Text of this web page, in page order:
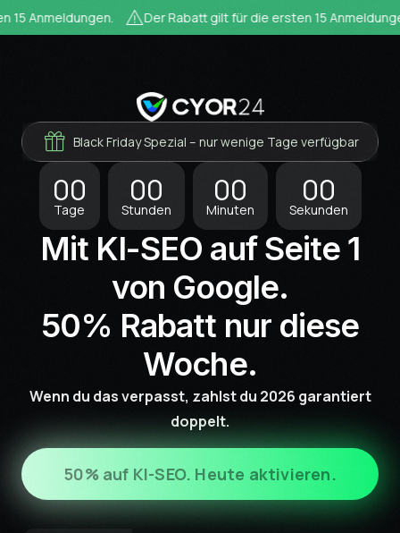
Anmeldungen. Der Rabatt gilt für die ersten 15 Anmeldungen.
Black Friday Spezial – nur wenige Tage verfügbar
00
Tage
00
Stunden
00
Minuten
00
Sekunden
Mit KI-SEO auf Seite 1
von Google.
50% Rabatt nur diese
Woche.
Wenn du das verpasst, zahlst du 2026 garantiert
doppelt.
50% auf KI-SEO. Heute aktivieren.